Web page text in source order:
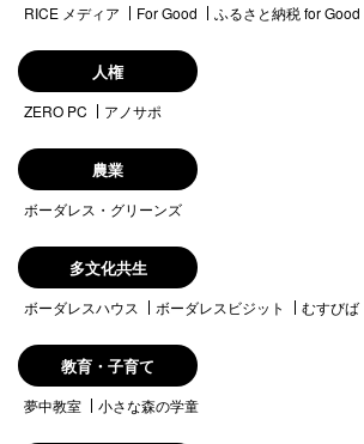
RICE メディア For Good ふるさと納税 for Good
人権
ZERO PC アノサポ
農業
ボーダレス・グリーンズ
多文化共生
ボーダレスハウス ボーダレスビジット むすびば
教育・子育て
夢中教室 小さな森の学童